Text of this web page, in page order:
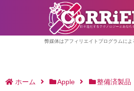
弊媒体はアフィリエイトプログラムに
ホーム Apple 整備済製品